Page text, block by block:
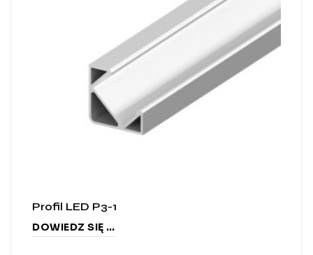
Profil LED P3-1
DOWIEDZ SIĘ WIĘCEJ